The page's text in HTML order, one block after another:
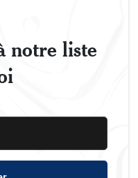
notre liste